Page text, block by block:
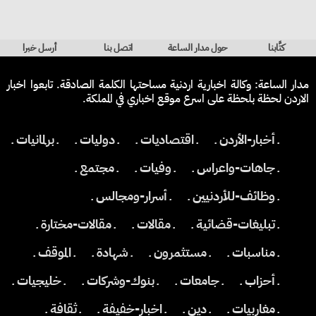
كتَّابنا حول مدار الساعة اتصل بنا أرسل خبرا
مدار الساعة: وكالة اخبارية اردنية مساحتها الكلمة الصادقة. تابعوا اخبار
الاردن لحظة بلحظة على اسرع موقع اخباري في المملكة.
ـ أخبار-الأردن ـ ـ اقتصاديات ـ ـ دوليات ـ
ـ برلمانيات ـ
ـ جاهات-واعراس ـ
ـ وفيات ـ
ـ مجتمع ـ
ـ وظائف-للأردنيين ـ
ـ أسرار-ومجالس ـ
ـ تبليغات-قضائية ـ
ـ مقالات ـ
ـ مقالات-مختارة ـ
ـ مناسبات ـ
ـ مستثمرون ـ ـ شهادة ـ
ـ الموقف ـ
ـ أحزاب ـ
ـ جامعات ـ ـ بنوك-وشركات ـ
ـ خليجيات ـ
ـ مغاربيات ـ
ـ دين ـ ـ اخبار-خفيفة ـ ـ ثقافة ـ